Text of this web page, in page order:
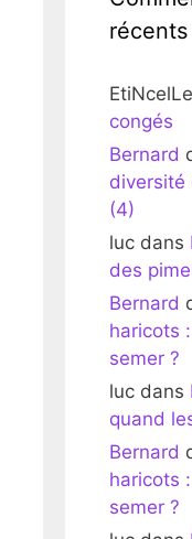
récents
EtiNcelLe
congés
Bernard
diversité
(4)
luc dans
des
Bernard
haricots
semer ?
luc dans
quand
Bernard
haricots
semer ?